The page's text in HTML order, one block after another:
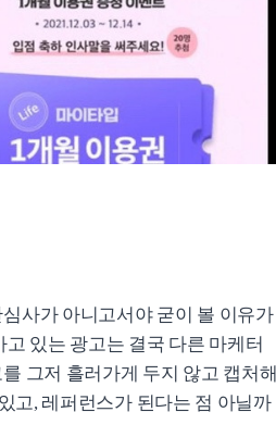
사가 아니고서야 굳이 볼 이유가
있는 광고는 결국 다른 마케터
그저 흘러가게 두지 않고 캡처해
고, 레퍼런스가 된다는 점 아닐까